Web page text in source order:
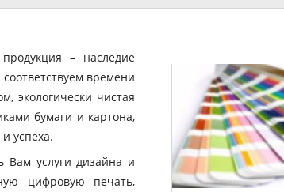
– наследие
времени
экологически чистая
бумаги и картона,
успеха.
Вам услуги дизайна и
цифровую печать,